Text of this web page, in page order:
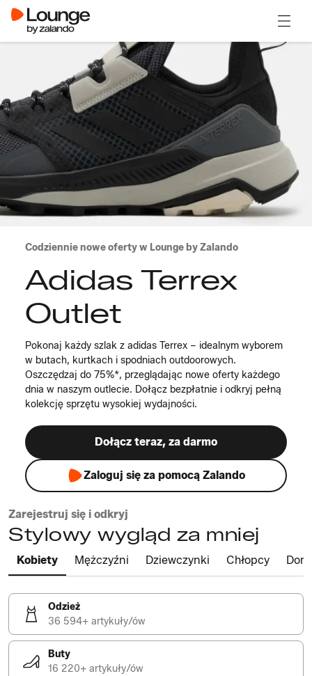
Codziennie nowe oferty w Lounge by Zalando
Adidas Terrex
Outlet
Pokonaj każdy szlak z adidas Terrex – idealnym wyborem
w butach, kurtkach i spodniach outdoorowych.
Oszczędzaj do 75%*, przeglądając nowe oferty każdego
dnia w naszym outlecie. Dołącz bezpłatnie i odkryj pełną
kolekcję sprzętu wysokiej wydajności.
Dołącz teraz, za darmo
Zaloguj się za pomocą Zalando
Zarejestruj się i odkryj
Stylowy wygląd za mniej
Kobiety Mężczyźni Dziewczynki Chłopcy Dom
Odzież
36 594+ artykuły/ów
Buty
16 220+ artykuły/ów